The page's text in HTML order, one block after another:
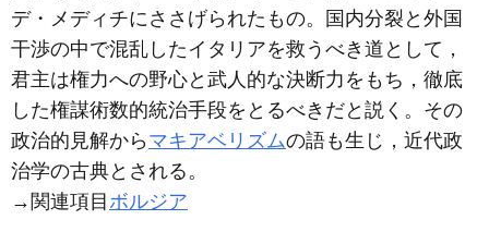
デ・メディチにささげられたもの。国内分裂と外国
干渉の中で混乱したイタリアを救うべき道として，
君主は権力への野心と武人的な決断力をもち，徹底
した権謀術数的統治手段をとるべきだと説く。その
政治的見解から マキアベリズムの語も生じ，近代政
治学の古典とされる。
→関連項目 ボルジア